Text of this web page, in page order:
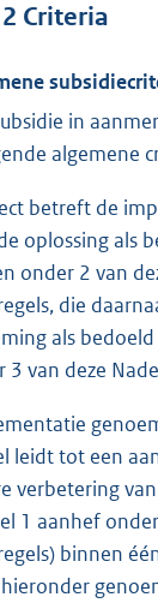
Criteria
in
algemene
betreft de
oplossing als
onder 2 van
die
als
3 van deze
leidt tot een
verbetering
1 aanhef
binnen
hieronder